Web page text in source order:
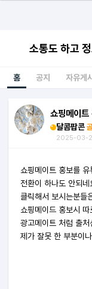
소통도 하고
홈 공지 자유게
쇼핑메이트
달콤팝콘
2025-03-
쇼핑메이트 홍보를
전환이 하나도 안되네
클릭해서 보시는분들
쇼핑메이드 홍보시
광고메이트 처럼 출
제가 잘못 한 부분이